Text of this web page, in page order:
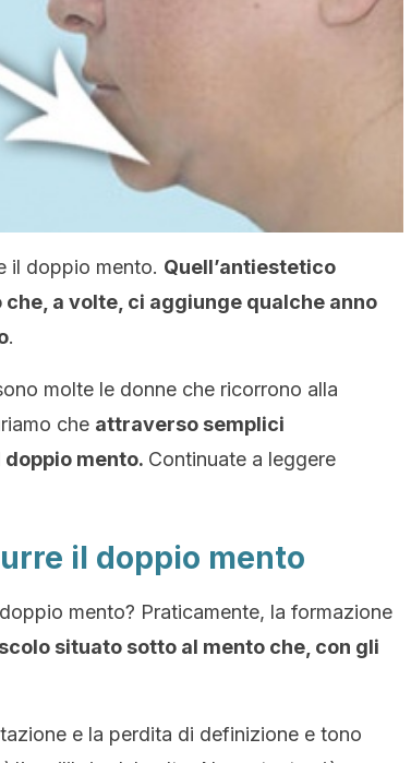
il doppio mento. Quell’antiestetico
a volte, ci aggiunge qualche anno
.
molte le donne che ricorrono alla
che attraverso semplici
mento. Continuate a leggere
il doppio mento
mento? Praticamente, la formazione
situato sotto al mento che, con gli
e la perdita di definizione e tono